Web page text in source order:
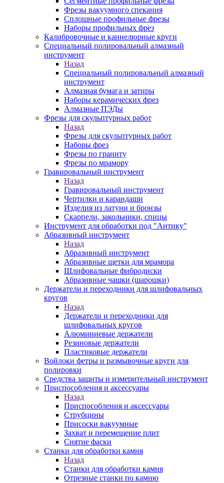
Фрезы вакуумного спекания
Сплошные профильные фрезы
Наборы профильных фрез
Калибровочные и каннелюрные круги
Специальный полировальный алмазный
инструмент
Назад
Специальный полировальный алмазный
инструмент
Алмазная бумага и затиры
Наборы керамических фрез
Алмазные ПЭДы
Фрезы для скульптурных работ
Назад
Фрезы для скульптурных работ
Наборы фрез
Фрезы по граниту
Фрезы по мрамору
Гравировальный инструмент
Назад
Гравировальный инструмент
Чертилки и карандаши
Изделия из латуни и бронзы
Скарпели, закольники, спицы
Инструмент для обработки под "Антику"
Абразивный инструмент
Назад
Абразивный инструмент
Абразивные щетки для мрамора
Шлифовальные фибродиски
Абразивные чашки (шарошки)
Держатели и переходники для шлифовальных
кругов
Назад
Держатели и переходники для
шлифовальных кругов
Алюминиевые держатели
Резиновые держатели
Пластиковые держатели
Войлоки фетры и размывочные круги для
полировки
Средства защиты и измерительный инструмент
Приспособления и аксессуары
Назад
Приспособления и аксессуары
Струбцины
Присоски вакуумные
Захват и перемещение плит
Снятие фаски
Станки для обработки камня
Назад
Станки для обработки камня
Отрезные станки по камню